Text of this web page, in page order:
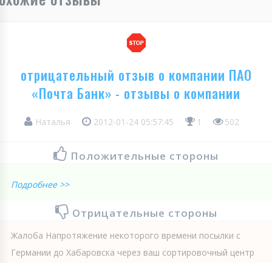
отрицательный отзыв о компании ПАО
«Почта Банк» - отзывы о компании
Наталья 2012-01-24 05:57:45 1 502
Положительные стороны
Подробнее >>
Отрицательные стороны
Жалоба Напротяжение некоторого времени посылки с
Германии до Хабаровска через ваш сортировочный центр